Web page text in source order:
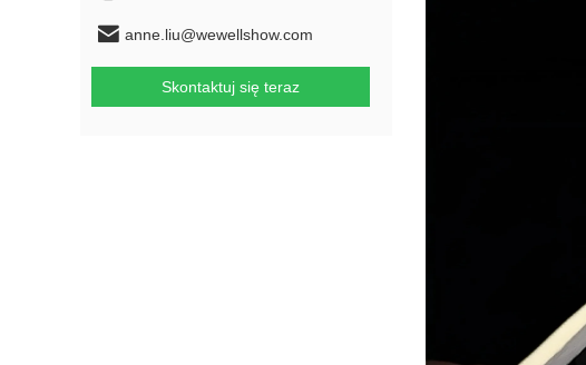
anne.liu@wewellshow.com
Skontaktuj się teraz